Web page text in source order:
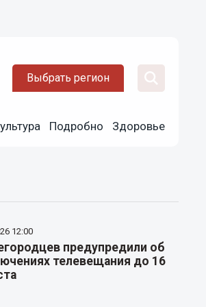
Выбрать регион
Подробно Здоровье
12:00
предупредили об
телевещания до 16